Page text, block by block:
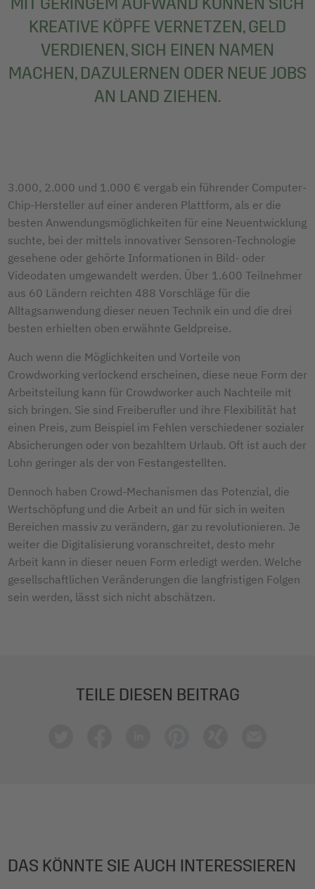
KREATIVE KÖPFE VERNETZEN, GELD
VERDIENEN, SICH EINEN NAMEN
MACHEN, DAZULERNEN ODER NEUE JOBS
AN LAND ZIEHEN.
3.000, 2.000 und 1.000 € vergab ein führender Computer-
Chip-Hersteller auf einer anderen Plattform, als er die
besten Anwendungsmöglichkeiten für eine Neuentwicklung
suchte, bei der mittels innovativer Sensoren-Technologie
gesehene oder gehörte Informationen in Bild- oder
Videodaten umgewandelt werden. Über 1.600 Teilnehmer
aus 60 Ländern reichten 488 Vorschläge für die
Alltagsanwendung dieser neuen Technik ein und die drei
besten erhielten oben erwähnte Geldpreise.
Auch wenn die Möglichkeiten und Vorteile von
Crowdworking verlockend erscheinen, diese neue Form der
Arbeitsteilung kann für Crowdworker auch Nachteile mit
sich bringen. Sie sind Freiberufler und ihre Flexibilität hat
einen Preis, zum Beispiel im Fehlen verschiedener sozialer
Absicherungen oder von bezahltem Urlaub. Oft ist auch der
Lohn geringer als der von Festangestellten.
Dennoch haben Crowd-Mechanismen das Potenzial, die
Wertschöpfung und die Arbeit an und für sich in weiten
Bereichen massiv zu verändern, gar zu revolutionieren. Je
weiter die Digitalisierung voranschreitet, desto mehr
Arbeit kann in dieser neuen Form erledigt werden. Welche
gesellschaftlichen Veränderungen die langfristigen Folgen
sein werden, lässt sich nicht abschätzen.
TEILE DIESEN BEITRAG
DAS KÖNNTE SIE AUCH INTERESSIEREN